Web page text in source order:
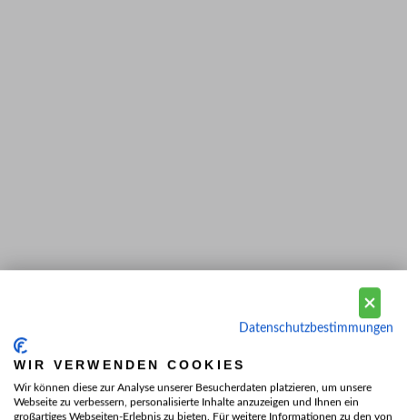
Datenschutzbestimmungen
WIR VERWENDEN COOKIES
Wir können diese zur Analyse unserer Besucherdaten platzieren, um unsere
Webseite zu verbessern, personalisierte Inhalte anzuzeigen und Ihnen ein
großartiges Webseiten-Erlebnis zu bieten. Für weitere Informationen zu den von